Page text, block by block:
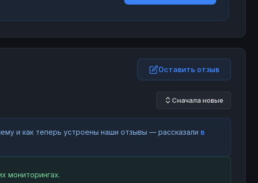
Оставить отзыв
Сначала новые
и как теперь устроены наши отзывы — рассказали в
мониторингах.